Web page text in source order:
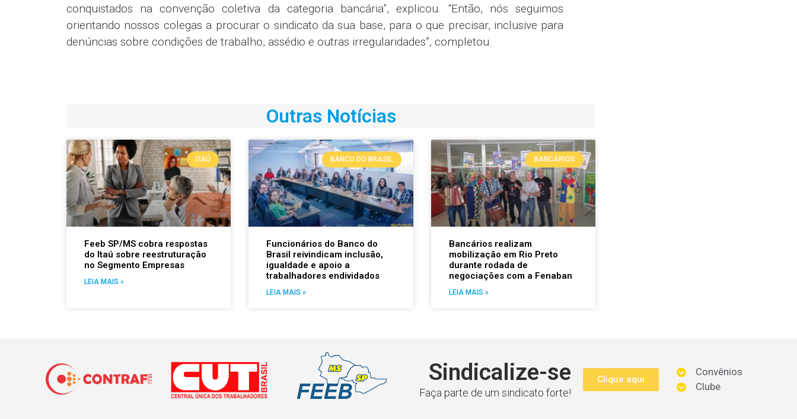
conquistados na convenção coletiva da categoria bancária”, explicou. “Então, nós seguimos
orientando nossos colegas a procurar o sindicato da sua base, para o que precisar, inclusive para
denúncias sobre condições de trabalho, assédio e outras irregularidades”, completou.
Outras Notícias
ITAÚ
Feeb SP/MS cobra respostas
do Itaú sobre reestruturação
no Segmento Empresas
LEIA MAIS »
BANCO DO BRASIL
Funcionários do Banco do
Brasil reivindicam inclusão,
igualdade e apoio a
trabalhadores endividados
LEIA MAIS »
BANCÁRIOS
Bancários realizam
mobilização em Rio Preto
durante rodada de
negociações com a Fenaban
LEIA MAIS »
Sindicalize-se
Faça parte de um sindicato forte!
Clique aqui
Convênios
Clube